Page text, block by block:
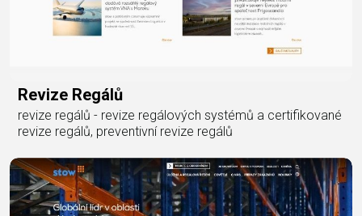
Revize Regálů
revize regálů - revize regálových systémů a certifikované
revize regálů, preventivní revize regálů